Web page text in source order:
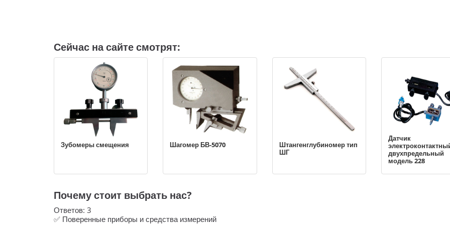
Сейчас на сайте смотрят:
Зубомеры смещения Шагомер БВ-5070
Штангенглубиномер тип
ШГ
Датчик
двухпредельный
модель 228
Почему стоит выбрать нас?
Ответов: 3
✅ Поверенные приборы и средства измерений